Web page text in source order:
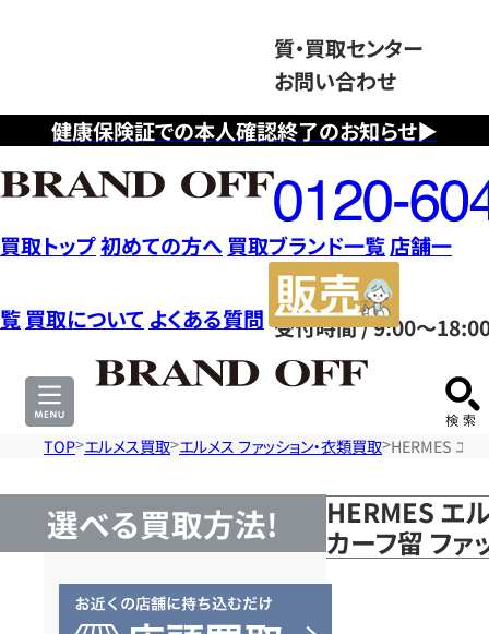
健康保険証での本人確認終了のお知らせ▶
質・買取センター
お問い合わせ
フ
リ
ー
ダ
イ
ヤ
ル
0120604117
受付時間 / 9:00～
買取トップ初めての方へ 買取ブランド一覧店舗一
覧 買取について よくある質問
サ
TOP エルメス買取 エルメス ファッション・衣類買取 HERMES エ
選べる買取方法!
HERMES エ
カーフ留 ファ